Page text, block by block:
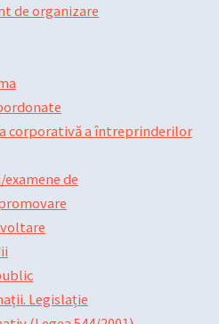
de organizare
corporativă a întreprinderilor
de
Legislație